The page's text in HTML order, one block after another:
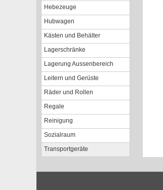
Hebezeuge
Hubwagen
Kästen und Behälter
Lagerschränke
Lagerung Aussenbereich
Leitern und Gerüste
Räder und Rollen
Regale
Reinigung
Sozialraum
Transportgeräte